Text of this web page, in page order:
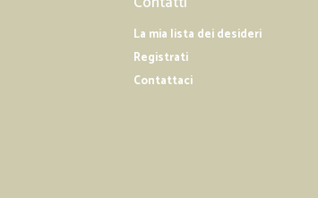
La mia lista dei desideri
Registrati
Contattaci